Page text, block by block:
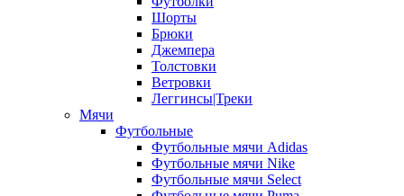
Шорты
Брюки
Джемпера
Толстовки
Ветровки
Леггинсы|Треки
Мячи
Футбольные
Футбольные мячи Adidas
Футбольные мячи Nike
Футбольные мячи Select